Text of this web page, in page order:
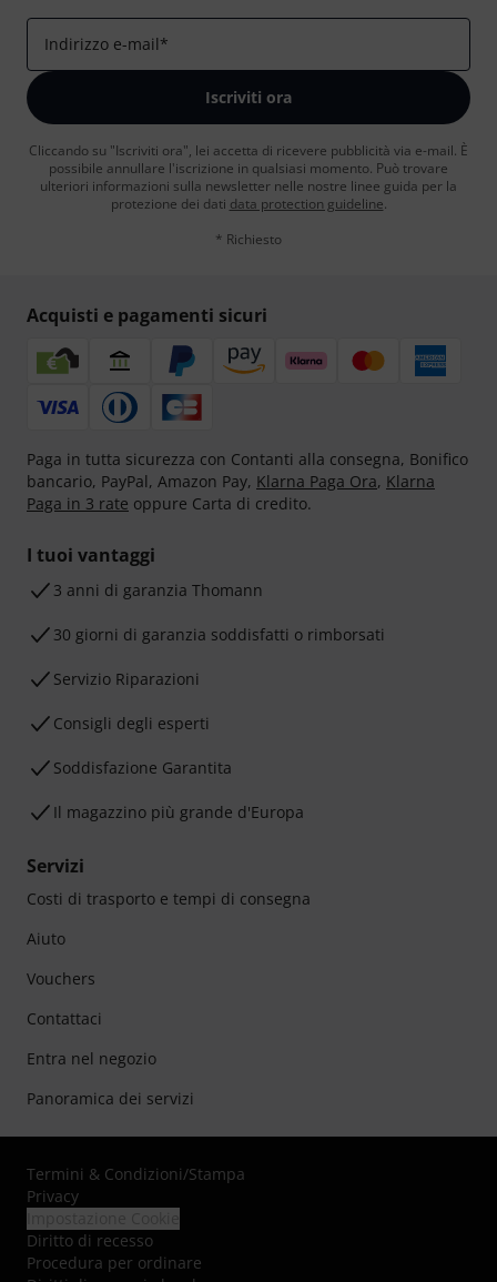
Indirizzo e-mail*
Iscriviti ora
Cliccando su "Iscriviti ora", lei accetta di ricevere pubblicità via e-mail. È
possibile annullare l'iscrizione in qualsiasi momento. Può trovare
ulteriori informazioni sulla newsletter nelle nostre linee guida per la
protezione dei dati data protection guideline.
* Richiesto
Acquisti e pagamenti sicuri
Paga in tutta sicurezza con Contanti alla consegna, Bonifico
bancario, PayPal, Amazon Pay, Klarna Paga Ora, Klarna
Paga in 3 rate oppure Carta di credito.
I tuoi vantaggi
3 anni di garanzia Thomann
30 giorni di garanzia soddisfatti o rimborsati
Servizio Riparazioni
Consigli degli esperti
Soddisfazione Garantita
Il magazzino più grande d'Europa
Servizi
Costi di trasporto e tempi di consegna
Aiuto
Vouchers
Contattaci
Entra nel negozio
Panoramica dei servizi
Termini & Condizioni/Stampa
Privacy
Diritto di recesso
Procedura per ordinare